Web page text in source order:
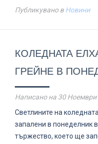
Публикувано вНовини
КОЛЕДНАТА
ГРЕЙНЕ В
Написано на 30 Ноември
Светлините на
запалени в понеделник
тържество, което ще